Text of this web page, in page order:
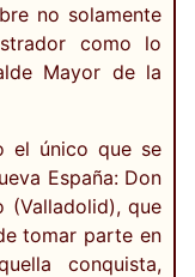
no solamente
como lo
Mayor de la
el único que se
España: Don
(Valladolid), que
tomar parte en
conquista,